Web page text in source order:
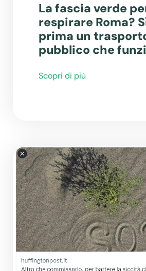
La fascia verde
respirare Roma?
prima un
pubblico che
Scopri di più